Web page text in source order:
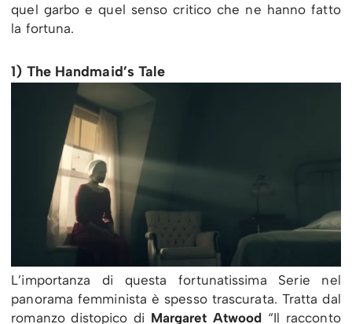
quel garbo e quel senso critico che ne hanno fatto
la fortuna.
1) The Handmaid’s Tale
L’importanza di questa fortunatissima Serie nel
panorama femminista è spesso trascurata. Tratta dal
romanzo distopico di Margaret Atwood “Il racconto